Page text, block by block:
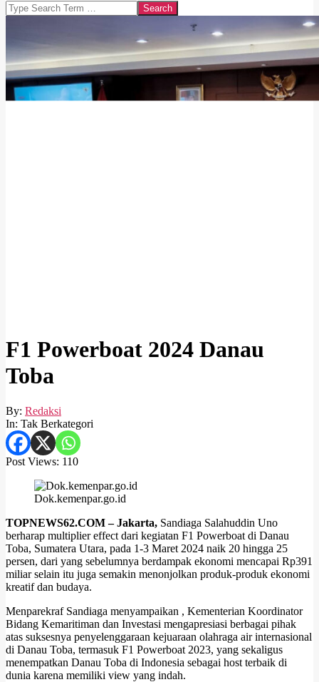
Search
F1 Powerboat 2024 Danau
Toba
By: Redaksi
In: Tak Berkategori
Post Views: 110
Dok.kemenpar.go.id
TOPNEWS62.COM – Jakarta, Sandiaga Salahuddin Uno
berharap multiplier effect dari kegiatan F1 Powerboat di Danau
Toba, Sumatera Utara, pada 1-3 Maret 2024 naik 20 hingga 25
persen, dari yang sebelumnya berdampak ekonomi mencapai Rp391
miliar selain itu juga semakin menonjolkan produk-produk ekonomi
kreatif dan budaya.
Menparekraf Sandiaga menyampaikan , Kementerian Koordinator
Bidang Kemaritiman dan Investasi mengapresiasi berbagai pihak
atas suksesnya penyelenggaraan kejuaraan olahraga air internasional
di Danau Toba, termasuk F1 Powerboat 2023, yang sekaligus
menempatkan Danau Toba di Indonesia sebagai host terbaik di
dunia karena memiliki view yang indah.